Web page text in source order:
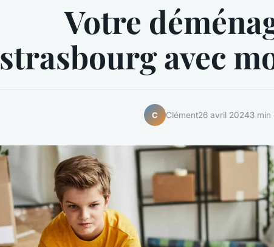
Votre
strasbourg avec
C Clément26 avril 20243 min